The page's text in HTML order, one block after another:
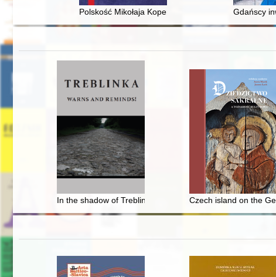
Polskość Mikołaja Kopernika z rodu ŚlązakaGdańscy
In the shadow of Treblinka : the memory of heroes from
Czech island on the